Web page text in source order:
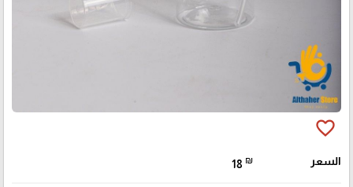
favorite_border
السعر 18 ₪